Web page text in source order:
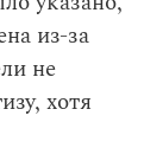
из-за
не
хотя